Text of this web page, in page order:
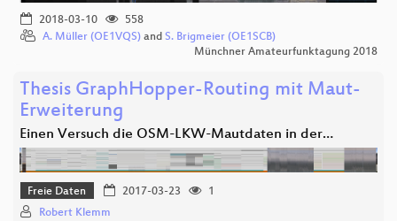
2018-03-10
558
A. Müller (OE1VQS) and S. Brigmeier (OE1SCB)
Münchner Amateurfunktagung 2018
Thesis GraphHopper-Routing mit Maut-
Erweiterung
Einen Versuch die OSM-LKW-Mautdaten in der…
Freie Daten 2017-03-23
1
Robert Klemm